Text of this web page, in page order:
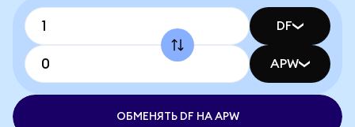
DF
APW
ОБМЕНЯТЬ DF НА APW